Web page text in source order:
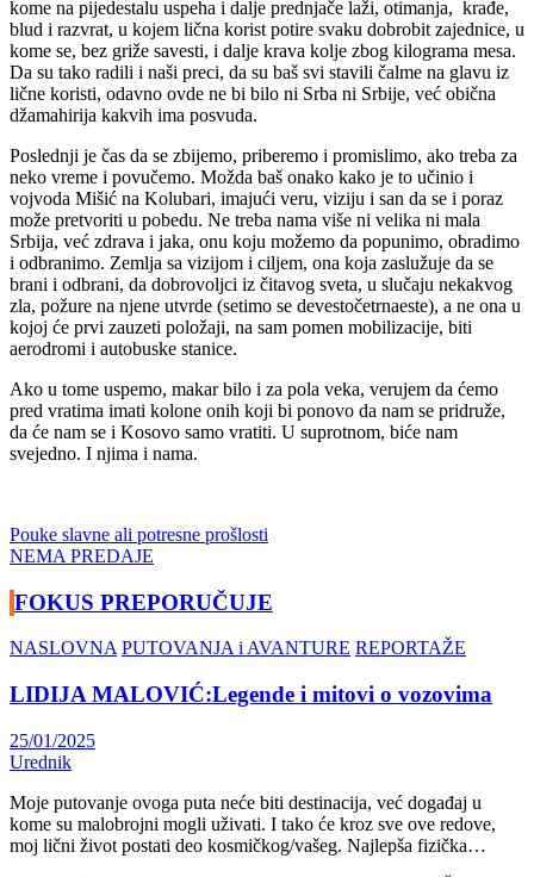
kome na pijedestalu uspeha i dalje prednjače laži, otimanja, krađe,
blud i razvrat, u kojem lična korist potire svaku dobrobit zajednice, u
kome se, bez griže savesti, i dalje krava kolje zbog kilograma mesa.
Da su tako radili i naši preci, da su baš svi stavili čalme na glavu iz
lične koristi, odavno ovde ne bi bilo ni Srba ni Srbije, već obična
džamahirija kakvih ima posvuda.
Poslednji je čas da se zbijemo, priberemo i promislimo, ako treba za
neko vreme i povučemo. Možda baš onako kako je to učinio i
vojvoda Mišić na Kolubari, imajući veru, viziju i san da se i poraz
može pretvoriti u pobedu. Ne treba nama više ni velika ni mala
Srbija, već zdrava i jaka, onu koju možemo da popunimo, obradimo
i odbranimo. Zemlja sa vizijom i ciljem, ona koja zaslužuje da se
brani i odbrani, da dobrovoljci iz čitavog sveta, u slučaju nekakvog
zla, požure na njene utvrde (setimo se devestočetrnaeste), a ne ona u
kojoj će prvi zauzeti položaji, na sam pomen mobilizacije, biti
aerodromi i autobuske stanice.
Ako u tome uspemo, makar bilo i za pola veka, verujem da ćemo
pred vratima imati kolone onih koji bi ponovo da nam se pridruže,
da će nam se i Kosovo samo vratiti. U suprotnom, biće nam
svejedno. I njima i nama.
Navigacija
članaka
Pouke slavne ali potresne prošlosti
NEMA PREDAJE
FOKUS PREPORUČUJE
NASLOVNA PUTOVANJA i AVANTURE REPORTAŽE
LIDIJA MALOVIĆ:Legende i mitovi o vozovima
25/01/2025
Urednik
Moje putovanje ovoga puta neće biti destinacija, već događaj u
kome su malobrojni mogli uživati. I tako će kroz sve ove redove,
moj lični život postati deo kosmičkog/vašeg. Najlepša fizička…